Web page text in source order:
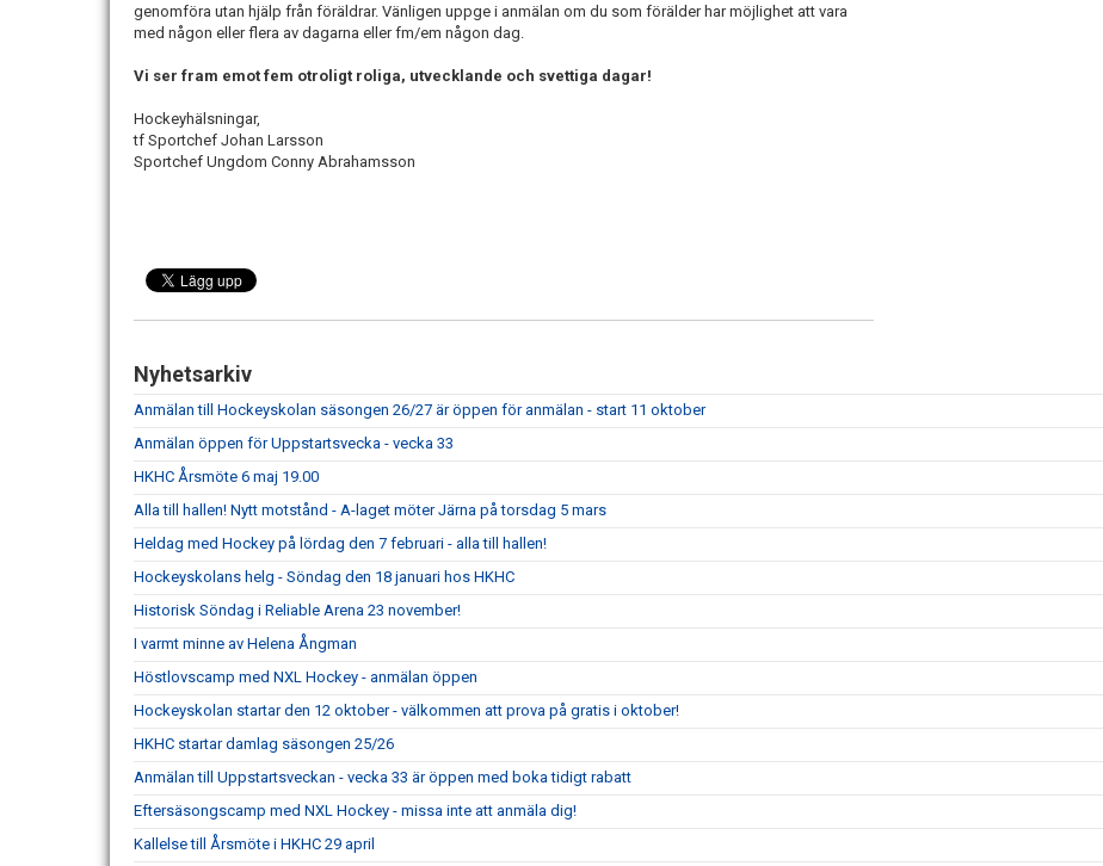
genomföra utan hjälp från föräldrar. Vänligen uppge i anmälan om du som förälder har möjlighet att vara
med någon eller flera av dagarna eller fm/em någon dag.
Vi ser fram emot fem otroligt roliga, utvecklande och svettiga dagar!
Hockeyhälsningar,
tf Sportchef Johan Larsson
Sportchef Ungdom Conny Abrahamsson
Nyhetsarkiv
Anmälan till Hockeyskolan säsongen 26/27 är öppen för anmälan - start 11 oktober
Anmälan öppen för Uppstartsvecka - vecka 33
HKHC Årsmöte 6 maj 19.00
Alla till hallen! Nytt motstånd - A-laget möter Järna på torsdag 5 mars
Heldag med Hockey på lördag den 7 februari - alla till hallen!
Hockeyskolans helg - Söndag den 18 januari hos HKHC
Historisk Söndag i Reliable Arena 23 november!
I varmt minne av Helena Ångman
Höstlovscamp med NXL Hockey - anmälan öppen
Hockeyskolan startar den 12 oktober - välkommen att prova på gratis i oktober!
HKHC startar damlag säsongen 25/26
Anmälan till Uppstartsveckan - vecka 33 är öppen med boka tidigt rabatt
Eftersäsongscamp med NXL Hockey - missa inte att anmäla dig!
Kallelse till Årsmöte i HKHC 29 april